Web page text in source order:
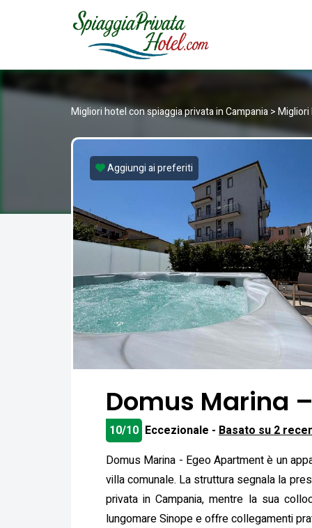
Migliori hotel con spiaggia privata in Campania>Migliori
Aggiungi ai preferiti
Domus Marina
10/10 Eccezionale - Basato su 2
Domus Marina - Egeo Apartment è un
villa comunale. La struttura segnala la
privata in Campania, mentre la sua
lungomare Sinope e offre collegamenti